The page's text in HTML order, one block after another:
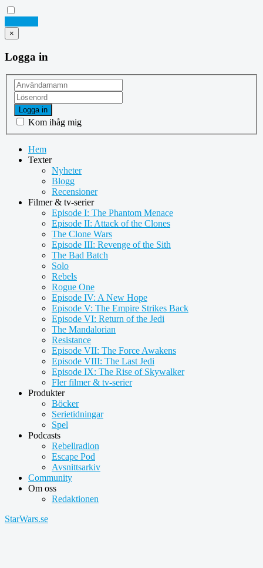
×
Logga in
Logga in
Kom ihåg mig
Hem
Texter
Nyheter
Blogg
Recensioner
Filmer & tv-serier
Episode I: The Phantom Menace
Episode II: Attack of the Clones
The Clone Wars
Episode III: Revenge of the Sith
The Bad Batch
Solo
Rebels
Rogue One
Episode IV: A New Hope
Episode V: The Empire Strikes Back
Episode VI: Return of the Jedi
The Mandalorian
Resistance
Episode VII: The Force Awakens
Episode VIII: The Last Jedi
Episode IX: The Rise of Skywalker
Fler filmer & tv-serier
Produkter
Böcker
Serietidningar
Spel
Podcasts
Rebellradion
Escape Pod
Avsnittsarkiv
Community
Om oss
Redaktionen
StarWars.se